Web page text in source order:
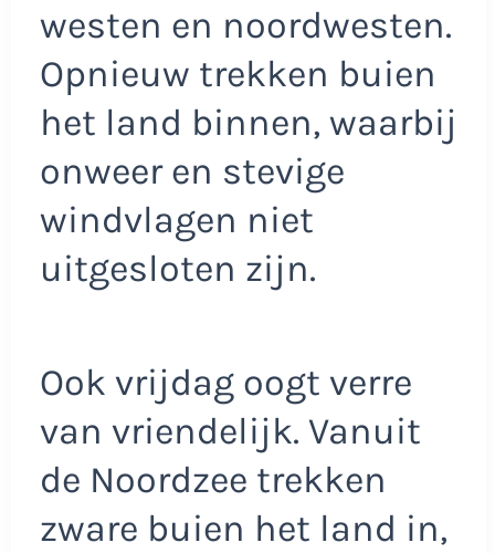
westen en noordwesten.
Opnieuw trekken buien
het land binnen, waarbij
onweer en stevige
windvlagen niet
uitgesloten zijn.
Ook vrijdag oogt verre
van vriendelijk. Vanuit
de Noordzee trekken
zware buien het land in,